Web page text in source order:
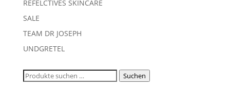
REFELCTIVES SKINCARE
SALE
TEAM DR JOSEPH
UNDGRETEL
Suchen
Suchen